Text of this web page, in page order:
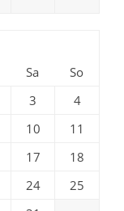
Sa
So
3
4
10
11
17
18
24
25